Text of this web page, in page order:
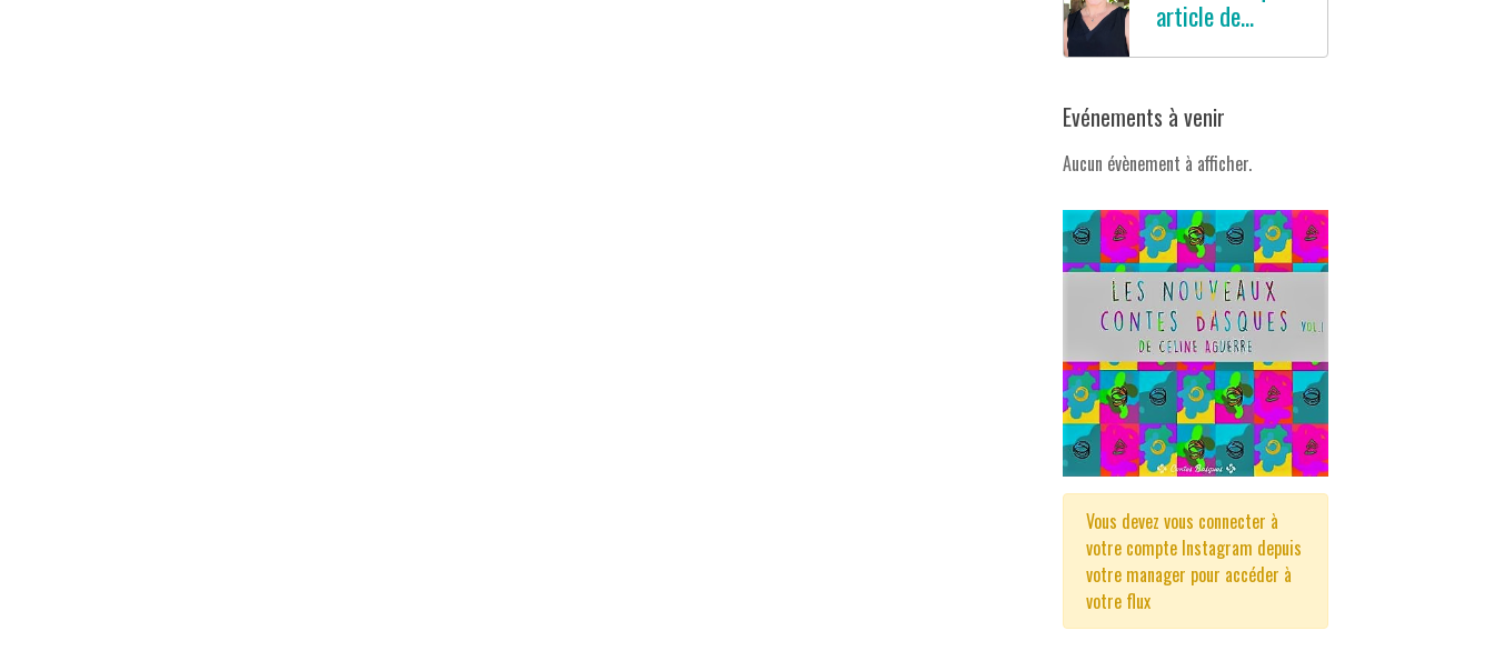
article de
Evénements à venir
Aucun évènement à afficher.
Vous devez vous connecter à
votre compte Instagram depuis
votre manager pour accéder à
votre flux